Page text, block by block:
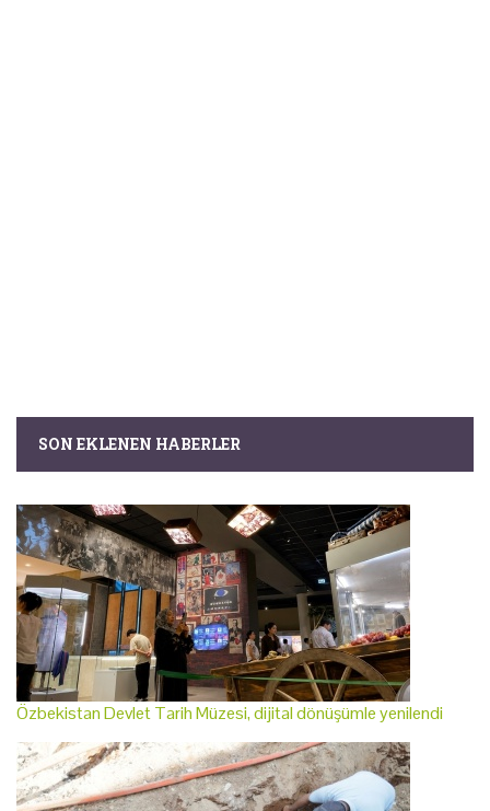
SON EKLENEN HABERLER
Özbekistan Devlet Tarih Müzesi, dijital dönüşümle yenilendi